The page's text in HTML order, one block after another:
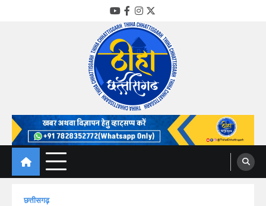
YouTube
Facebook
Instagram
Twitter
Thiha Chhattisgarh
गोठ जन-जन के
छत्तीसगढ़